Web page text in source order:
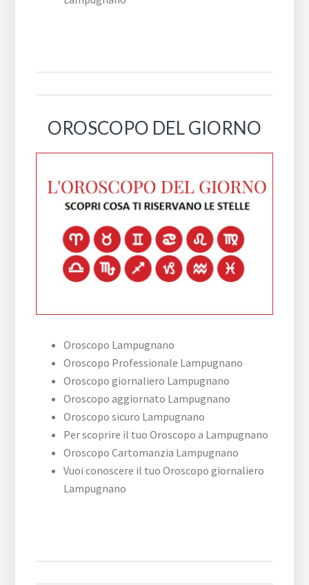
OROSCOPO DEL GIORNO
Oroscopo Lampugnano
Oroscopo Professionale Lampugnano
Oroscopo giornaliero Lampugnano
Oroscopo aggiornato Lampugnano
Oroscopo sicuro Lampugnano
Per scoprire il tuo Oroscopo a Lampugnano
Oroscopo Cartomanzia Lampugnano
Vuoi conoscere il tuo Oroscopo giornaliero
Lampugnano